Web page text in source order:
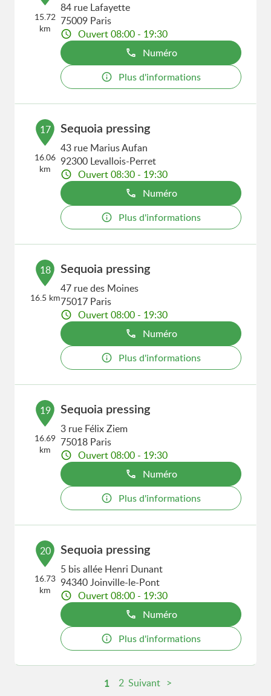
15.72
km
84 rue Lafayette
75009 Paris
Ouvert 08:00 - 19:30
Numéro
Plus d'informations
17
16.06
km
Sequoia pressing
43 rue Marius Aufan
92300 Levallois-Perret
Ouvert 08:30 - 19:30
Numéro
Plus d'informations
18
16.5 km
Sequoia pressing
47 rue des Moines
75017 Paris
Ouvert 08:00 - 19:30
Numéro
Plus d'informations
19
16.69
km
Sequoia pressing
3 rue Félix Ziem
75018 Paris
Ouvert 08:00 - 19:30
Numéro
Plus d'informations
20
16.73
km
Sequoia pressing
5 bis allée Henri Dunant
94340 Joinville-le-Pont
Ouvert 08:00 - 19:30
Numéro
Plus d'informations
1 2 Suivant